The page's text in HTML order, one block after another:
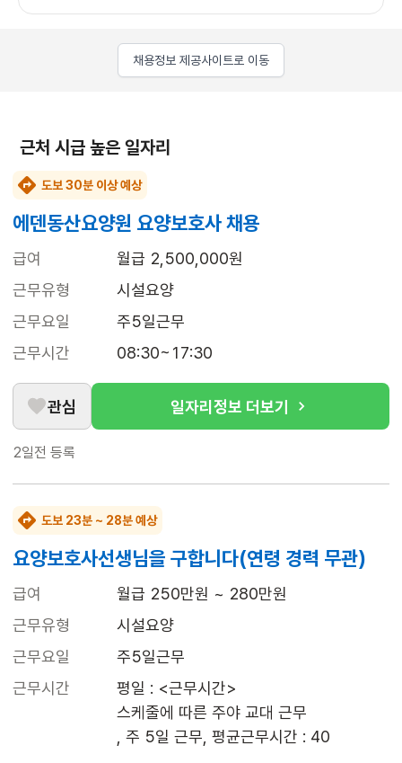
채용정보 제공사이트로 이동
근처 시급 높은 일자리
도보 30분 이상 예상
에덴동산요양원 요양보호사 채용
급여
월급 2,500,000원
근무유형
시설요양
근무요일
주5일근무
근무시간
08:30~17:30
관심 일자리정보 더보기
2일전 등록
도보 23분 ~ 28분 예상
요양보호사선생님을 구합니다(연령 경력 무관)
급여
월급 250만원 ~ 280만원
근무유형
시설요양
근무요일
주5일근무
근무시간
평일 : <근무시간>
스케줄에 따른 주야 교대 근무
, 주 5일 근무, 평균근무시간 : 40